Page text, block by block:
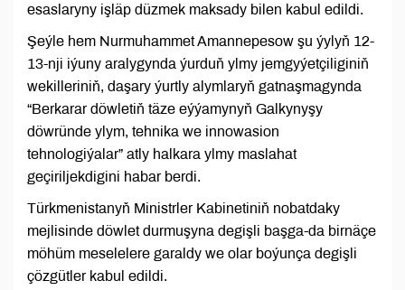
esaslaryny işläp düzmek maksady bilen kabul edildi.
Şeýle hem Nurmuhammet Amannepesow şu ýylyň 12-
13-nji iýuny aralygynda ýurduň ylmy jemgyýetçiliginiň
wekilleriniň, daşary ýurtly alymlaryň gatnaşmagynda
“Berkarar döwletiň täze eýýamynyň Galkynyşy
döwründe ylym, tehnika we innowasion
tehnologiýalar” atly halkara ylmy maslahat
geçiriljekdigini habar berdi.
Türkmenistanyň Ministrler Kabinetiniň nobatdaky
mejlisinde döwlet durmuşyna degişli başga-da birnäçe
möhüm meselelere garaldy we olar boýunça degişli
çözgütler kabul edildi.